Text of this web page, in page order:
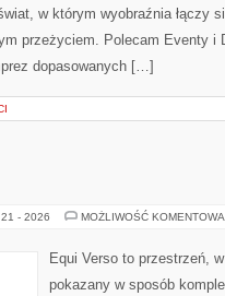
w którym wyobraźnia łączy
przeżyciem. Polecam Eventy i
dopasowanych […]
- 2026 MOŻLIWOŚĆ
Equi Verso to przestrzeń,
pokazany w sposób